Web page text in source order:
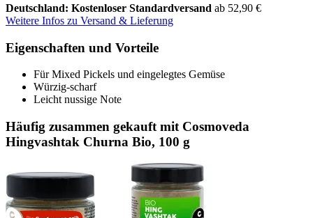
Deutschland: Kostenloser Standardversand ab 52,90 €
Weitere Infos zu Versand & Lieferung
Eigenschaften und Vorteile
Für Mixed Pickels und eingelegtes Gemüse
Würzig-scharf
Leicht nussige Note
Häufig zusammen gekauft mit Cosmoveda
Hingvashtak Churna Bio, 100 g